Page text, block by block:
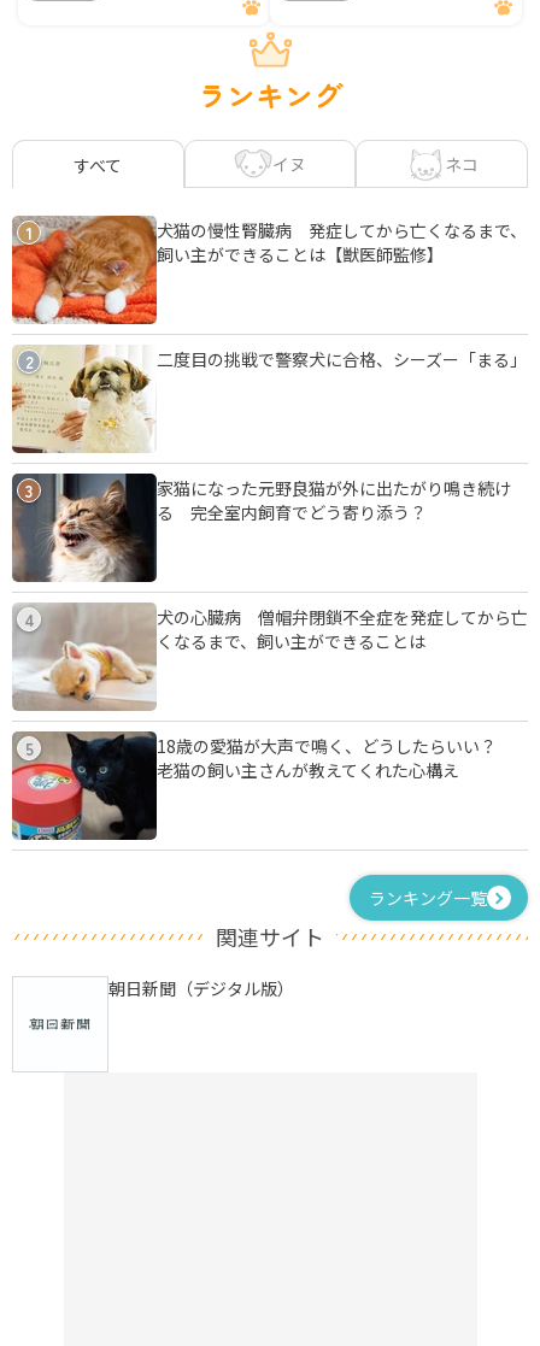
ランキング
すべて イヌ ネコ
1
犬猫の慢性腎臓病 発症してから亡くなるまで、
飼い主ができることは【獣医師監修】
2 二度目の挑戦で警察犬に合格、シーズー「まる」
3
家猫になった元野良猫が外に出たがり鳴き続け
る 完全室内飼育でどう寄り添う？
4
犬の心臓病 僧帽弁閉鎖不全症を発症してから亡
くなるまで、飼い主ができることは
5
18歳の愛猫が大声で鳴く、どうしたらいい？
老猫の飼い主さんが教えてくれた心構え
ランキング一覧
関連サイト
朝日新聞（デジタル版）